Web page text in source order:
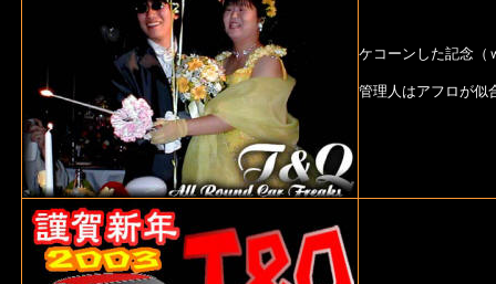
ケコーンした記念（
管理人はアフロが似